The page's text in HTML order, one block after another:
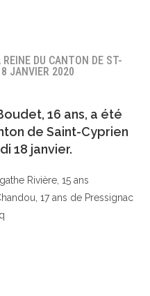
DU CANTON DE ST-
JANVIER 2020
, 16 ans, a été
de Saint-Cyprien
18 janvier.
Rivière, 15 ans
17 ans de Pressignac